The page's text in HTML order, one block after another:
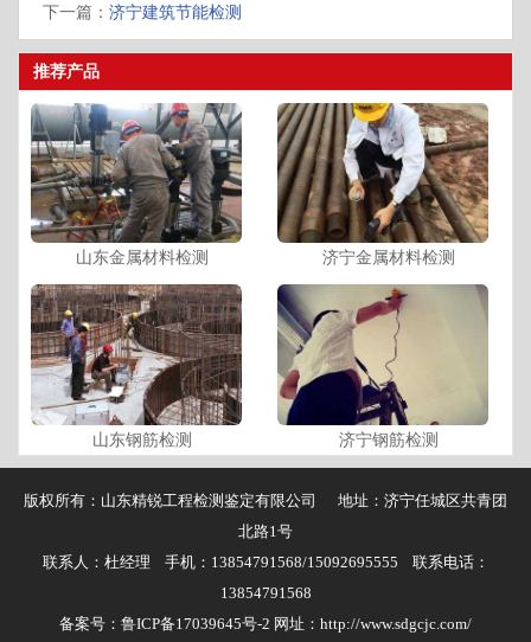
下一篇： 济宁建筑节能检测
推荐产品
山东金属材料检测 济宁金属材料检测
山东钢筋检测 济宁钢筋检测
版权所有：山东精锐工程检测鉴定有限公司 地址：济宁任城区共青团
北路1号
联系人：杜经理 手机：13854791568/15092695555 联系电话：
13854791568
备案号： 鲁ICP备17039645号-2 网址：http://www.sdgcjc.com/